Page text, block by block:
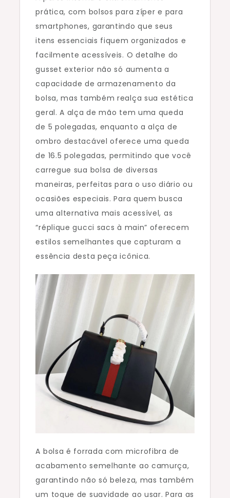
prática, com bolsos para zíper e para
smartphones, garantindo que seus
itens essenciais fiquem organizados e
facilmente acessíveis. O detalhe do
gusset exterior não só aumenta a
capacidade de armazenamento da
bolsa, mas também realça sua estética
geral. A alça de mão tem uma queda
de 5 polegadas, enquanto a alça de
ombro destacável oferece uma queda
de 16.5 polegadas, permitindo que você
carregue sua bolsa de diversas
maneiras, perfeitas para o uso diário ou
ocasiões especiais. Para quem busca
uma alternativa mais acessível, as
“réplique gucci sacs à main” oferecem
estilos semelhantes que capturam a
essência desta peça icônica.
A bolsa é forrada com microfibra de
acabamento semelhante ao camurça,
garantindo não só beleza, mas também
um toque de suavidade ao usar. Para as